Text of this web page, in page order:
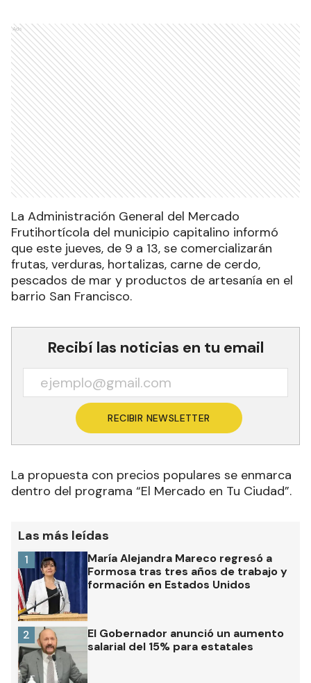
Ads
La Administración General del Mercado
Frutihortícola del municipio capitalino informó
que este jueves, de 9 a 13, se comercializarán
frutas, verduras, hortalizas, carne de cerdo,
pescados de mar y productos de artesanía en el
barrio San Francisco.
Recibí las noticias en tu email
RECIBIR NEWSLETTER
La propuesta con precios populares se enmarca
dentro del programa “El Mercado en Tu Ciudad”.
Las más leídas
María Alejandra Mareco regresó a
Formosa tras tres años de trabajo y
formación en Estados Unidos
1
El Gobernador anunció un aumento
salarial del 15% para estatales
2